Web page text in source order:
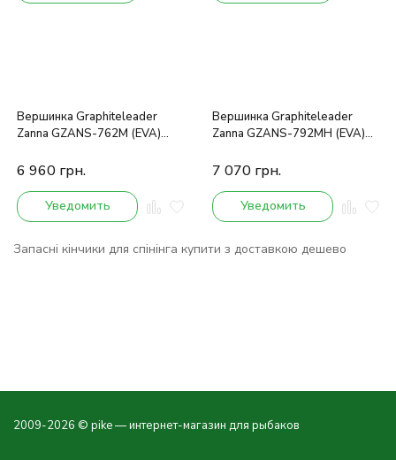
Вершинка Graphiteleader
Zanna GZANS-762M (EVA)
6 960 грн.
Уведомить
Вершинка Graphiteleader
Zanna GZANS-792MH (EVA)
7 070 грн.
Уведомить
Запасні кінчики для спінінга купити з доставкою дешево
2009-2026 © pike — интернет-магазин для рыбаков